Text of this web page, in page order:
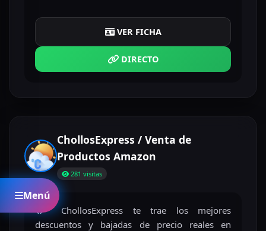
Menú
VER FICHA
DIRECTO
ChollosExpress / Venta de
Productos Amazon
281 visitas
🔥 ChollosExpress te trae los mejores
descuentos y bajadas de precio reales en